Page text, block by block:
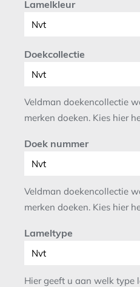
Lamelkleur
Doekcollectie
Veldman doekencollectie
merken doeken. Kies hier
Doek nummer
Veldman doekencollectie
merken doeken. Kies hier
Lameltype
Hier geeft u aan welk type